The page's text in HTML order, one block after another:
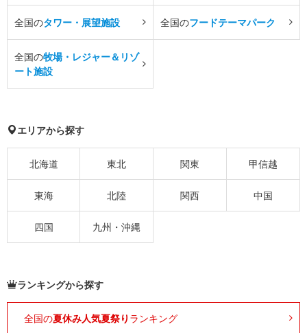
全国のタワー・展望施設 全国のフードテーマパーク
全国の牧場・レジャー＆リゾ
ート施設
エリアから探す
北海道 東北 関東 甲信越
東海 北陸 関西 中国
四国 九州・沖縄
ランキングから探す
全国の夏休み人気夏祭り ランキング